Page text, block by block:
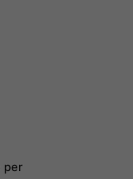
per